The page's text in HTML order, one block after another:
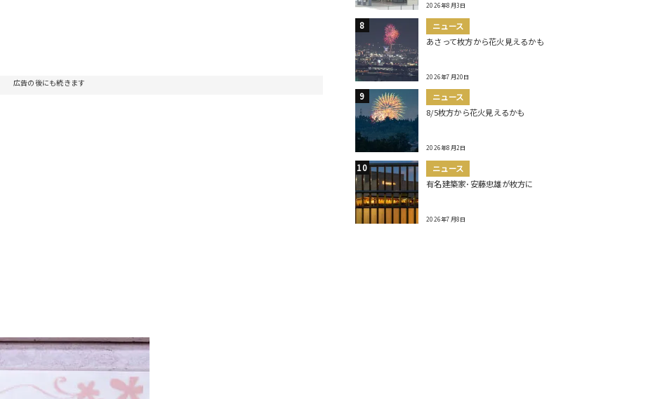
広告の後にも続きます
2026年8月3日
ニュース
あさって枚方から花火見えるかも
2026年7月20日
ニュース
8/5枚方から花火見えるかも
2026年8月2日
ニュース
有名建築家･安藤忠雄が枚方に
2026年7月8日